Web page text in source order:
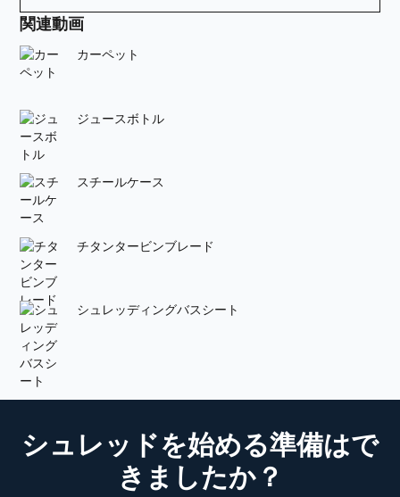
関連動画
カーペット
ジュースボトル
スチールケース
チタンタービンブレード
シュレッディングバスシート
シュレッドを始める準備はで
きましたか？